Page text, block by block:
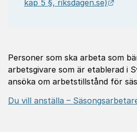
kap 5 §, riksdagen.se)
Personer som ska arbeta som
arbetsgivare som är etablerad i
ansöka om arbetstillstånd för
Du vill anställa –